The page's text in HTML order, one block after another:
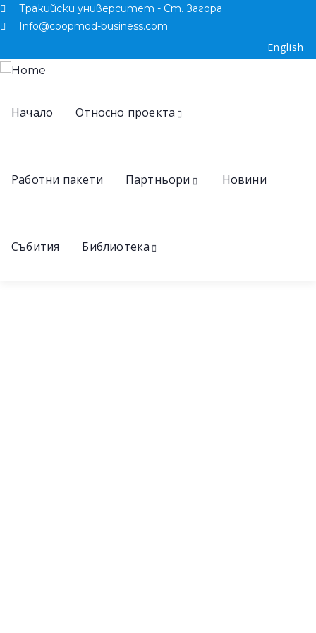
Тракийски университет - Ст. Загора
Info@coopmod-business.com
English
Начало Относно проекта
Работни пакети Партньори Новини
Събития Библиотека